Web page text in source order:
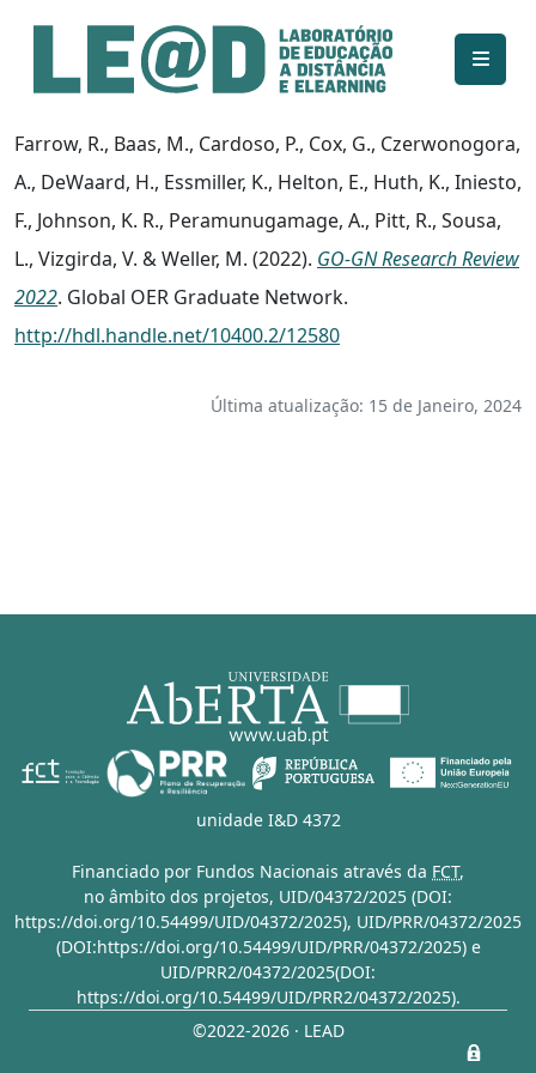
Ir para o conteúdo principal
Informações de acessibilidade
Mapa do site
Farrow, R., Baas, M., Cardoso, P., Cox, G., Czerwonogora,
A., DeWaard, H., Essmiller, K., Helton, E., Huth, K., Iniesto,
F., Johnson, K. R., Peramunugamage, A., Pitt, R., Sousa,
L., Vizgirda, V. & Weller, M. (2022). GO-GN Research Review
2022. Global OER Graduate Network.
http://hdl.handle.net/10400.2/12580
Última atualização: 15 de Janeiro, 2024
unidade I&D 4372
Financiado por Fundos Nacionais através da FCT,
no âmbito dos projetos, UID/04372/2025 (DOI:
https://doi.org/10.54499/UID/04372/2025), UID/PRR/04372/2025
(DOI:https://doi.org/10.54499/UID/PRR/04372/2025)e
UID/PRR2/04372/2025(DOI:
https://doi.org/10.54499/UID/PRR2/04372/2025).
©2022-2026 · LEAD